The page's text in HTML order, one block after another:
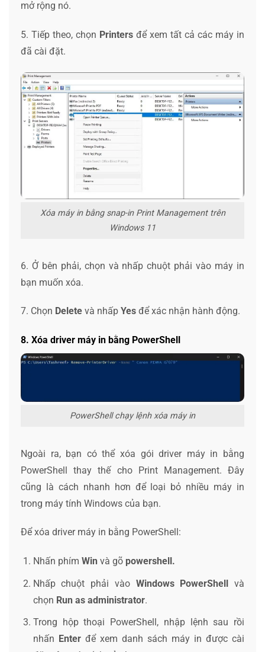
mở rộng nó.
5. Tiếp theo, chọn Printers để xem tất cả các máy in
đã cài đặt.
Xóa máy in bằng snap-in Print Management trên
Windows 11
6. Ở bên phải, chọn và nhấp chuột phải vào máy in
bạn muốn xóa.
7. Chọn Delete và nhấp Yes để xác nhận hành động.
8. Xóa driver máy in bằng PowerShell
PowerShell chạy lệnh xóa máy in
Ngoài ra, bạn có thể xóa gói driver máy in bằng
PowerShell thay thế cho Print Management. Đây
cũng là cách nhanh hơn để loại bỏ nhiều máy in
trong máy tính Windows của bạn.
Để xóa driver máy in bằng PowerShell:
Nhấn phím Win và gõ powershell.
Nhấp chuột phải vào Windows PowerShell và
chọn Run as administrator.
Trong hộp thoại PowerShell, nhập lệnh sau rồi
nhấn Enterđể xem danh sách máy in được cài